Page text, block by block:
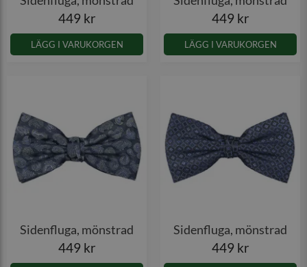
449 kr
LÄGG I VARUKORGEN
449 kr
LÄGG I VARUKORGEN
Sidenfluga, mönstrad
449 kr
Sidenfluga, mönstrad
449 kr